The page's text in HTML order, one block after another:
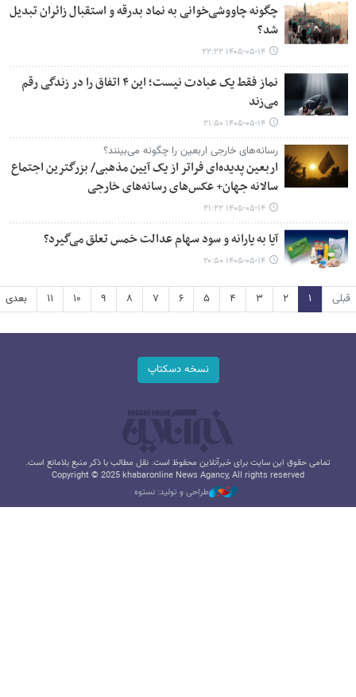
چگونه چاووشی‌خوانی به نماد بدرقه و استقبال زائران تبدیل
شد؟
۱۴۰۵-۰۵-۱۴ ۲۲:۲۲
نماز فقط یک عبادت نیست؛ این ۴ اتفاق را در زندگی رقم
می‌زند
۱۴۰۵-۰۵-۱۴ ۲۱:۵۰
رسانه‌های خارجی اربعین را چگونه می‌بینند؟
اربعین پدیده‌ای فراتر از یک آیین مذهبی/ بزرگترین اجتماع
سالانه جهان+ عکس‌های رسانه‌های خارجی
۱۴۰۵-۰۵-۱۴ ۲۱:۲۲
آیا به یارانه و سود سهام عدالت خمس تعلق می‌گیرد؟
۱۴۰۵-۰۵-۱۴ ۲۰:۵۰
قبلی ۱ ۲ ۳ ۴ ۵ ۶ ۷ ۸ ۹ ۱۰ ۱۱ بعدی
نسخه دسکتاپ
تمامی حقوق این سایت برای خبرآنلاین محفوظ است. نقل مطالب با ذکر منبع بلامانع است.
Copyright © 2025 khabaronline News Agancy, All rights reserved
طراحی و تولید: نستوه